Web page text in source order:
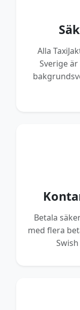
Alla
Sverige
Betala
med flera